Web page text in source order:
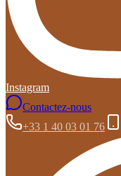
Instagram
Contactez-nous
+33 1 40 03 01 76